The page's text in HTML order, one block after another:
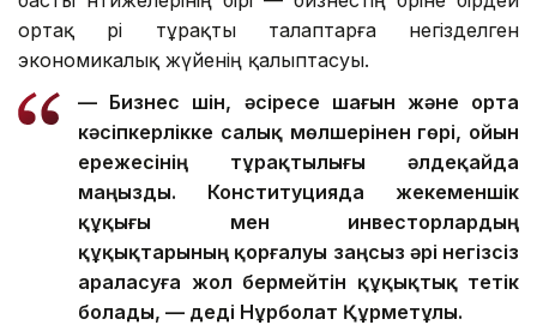
ортақ әрі тұрақты талаптарға негізделген
экономикалық жүйенің қалыптасуы.
— Бизнес үшін, әсіресе шағын және орта
кәсіпкерлікке салық мөлшерінен гөрі, ойын
ережесінің тұрақтылығы әлдеқайда
маңызды. Конституцияда жекеменшік
құқығы мен инвесторлардың
құқықтарының қорғалуы заңсыз әрі негізсіз
араласуға жол бермейтін құқықтық тетік
болады, — деді Нұрболат Құрметұлы.